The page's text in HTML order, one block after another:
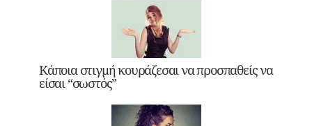
Κάποια στιγμή κουράζεσαι να προσπαθείς να
είσαι “σωστός”